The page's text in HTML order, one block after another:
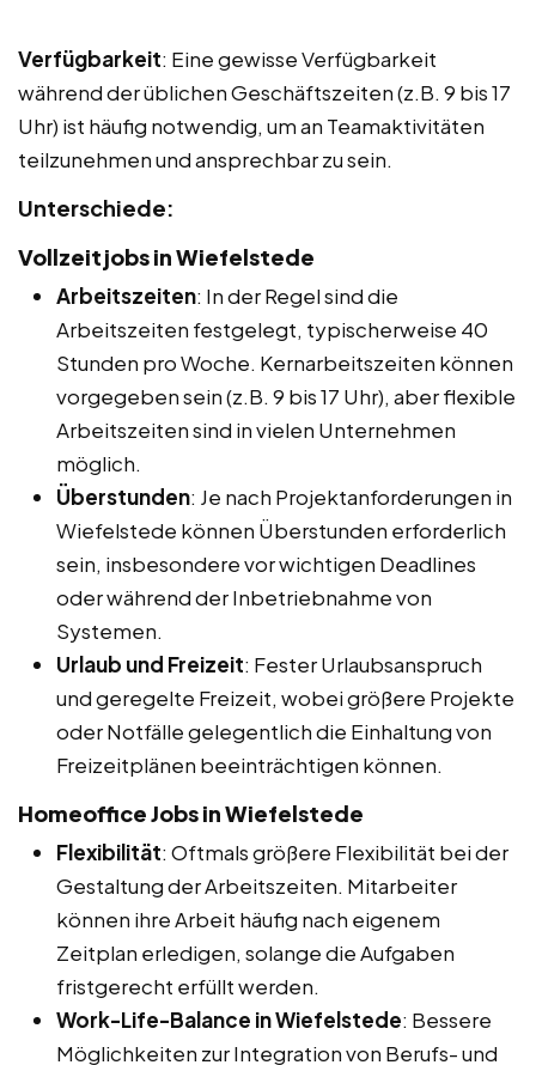
Verfügbarkeit: Eine gewisse Verfügbarkeit
während der üblichen Geschäftszeiten (z.B. 9 bis 17
Uhr) ist häufig notwendig, um an Teamaktivitäten
teilzunehmen und ansprechbar zu sein.
Unterschiede:
Vollzeitjobs in Wiefelstede
Arbeitszeiten: In der Regel sind die
Arbeitszeiten festgelegt, typischerweise 40
Stunden pro Woche. Kernarbeitszeiten können
vorgegeben sein (z.B. 9 bis 17 Uhr), aber flexible
Arbeitszeiten sind in vielen Unternehmen
möglich.
Überstunden: Je nach Projektanforderungen in
Wiefelstede können Überstunden erforderlich
sein, insbesondere vor wichtigen Deadlines
oder während der Inbetriebnahme von
Systemen.
Urlaub und Freizeit: Fester Urlaubsanspruch
und geregelte Freizeit, wobei größere Projekte
oder Notfälle gelegentlich die Einhaltung von
Freizeitplänen beeinträchtigen können.
Homeoffice Jobs in Wiefelstede
Flexibilität: Oftmals größere Flexibilität bei der
Gestaltung der Arbeitszeiten. Mitarbeiter
können ihre Arbeit häufig nach eigenem
Zeitplan erledigen, solange die Aufgaben
fristgerecht erfüllt werden.
Work-Life-Balance in Wiefelstede: Bessere
Möglichkeiten zur Integration von Berufs- und